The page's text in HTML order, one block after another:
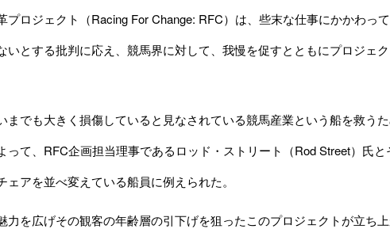
プロジェクト（Racing For Change: RFC）は、些末な仕事にかかわっ
いとする批判に応え、競馬界に対して、我慢を促すとともにプロジェ
までも大きく損傷していると見なされている競馬産業という船を救う
って、RFC企画担当理事であるロッド・ストリート（Rod Street）氏
ェアを並べ変えている船員に例えられた。
力を広げその観客の年齢層の引下げを狙ったこのプロジェクトが立ち